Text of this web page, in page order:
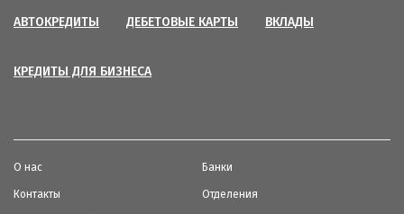
АВТОКРЕДИТЫ ДЕБЕТОВЫЕ КАРТЫ ВКЛАДЫ
КРЕДИТЫ ДЛЯ БИЗНЕСА
О нас
Контакты
Банки
Отделения